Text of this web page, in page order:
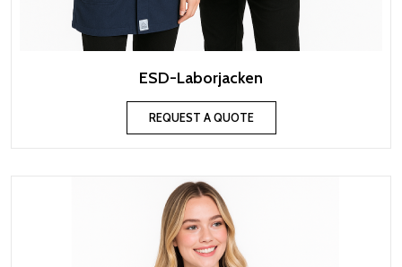
ESD-Laborjacken
REQUEST A QUOTE